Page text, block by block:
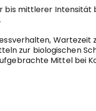
bis mittlerer
Wartezeit
zur biologischen
Mittel bei